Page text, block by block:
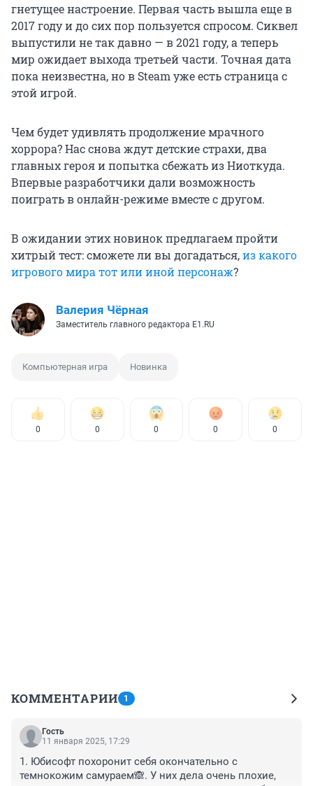
гнетущее настроение. Первая часть вышла еще в
2017 году и до сих пор пользуется спросом. Сиквел
выпустили не так давно — в 2021 году, а теперь
мир ожидает выхода третьей части. Точная дата
пока неизвестна, но в Steam уже есть страница с
этой игрой.
Чем будет удивлять продолжение мрачного
хоррора? Нас снова ждут детские страхи, два
главных героя и попытка сбежать из Ниоткуда.
Впервые разработчики дали возможность
поиграть в онлайн-режиме вместе с другом.
В ожидании этих новинок предлагаем пройти
хитрый тест: сможете ли вы догадаться,из какого
игрового мира тот или иной персонаж?
Валерия Чёрная
Заместитель главного редактора E1.RU
Компьютерная игра Новинка
0 0 0 0 0
КОММЕНТАРИИ 1
Гость
11 января 2025, 17:29
1. Юбисофт похоронит себя окончательно с
темнокожим самураем🙈. У них дела очень плохие,